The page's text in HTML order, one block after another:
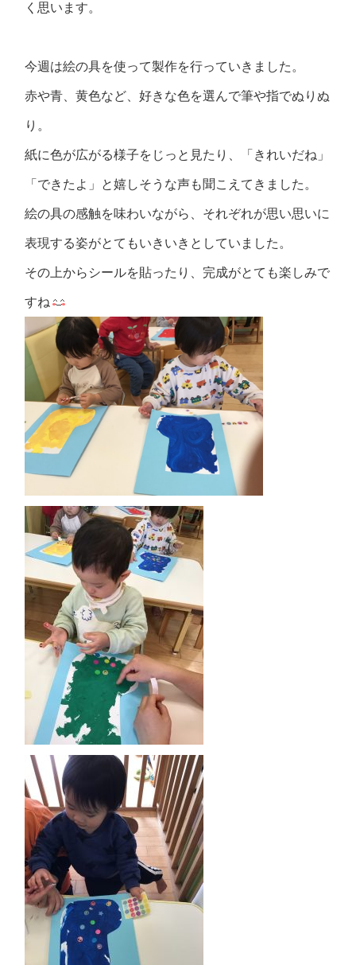
く思います。
今週は絵の具を使って製作を行っていきました。
赤や青、黄色など、好きな色を選んで筆や指でぬりぬ
り。
紙に色が広がる様子をじっと見たり、「きれいだね」
「できたよ」と嬉しそうな声も聞こえてきました。
絵の具の感触を味わいながら、それぞれが思い思いに
表現する姿がとてもいきいきとしていました。
その上からシールを貼ったり、完成がとても楽しみで
すね